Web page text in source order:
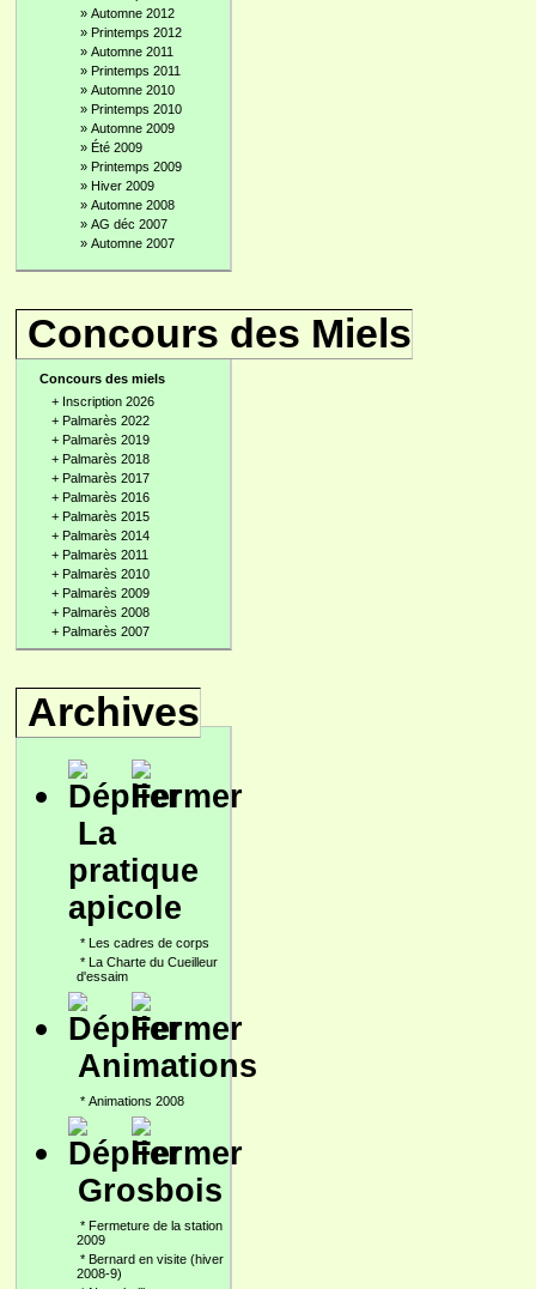
» Automne 2012
» Printemps 2012
» Automne 2011
» Printemps 2011
» Automne 2010
» Printemps 2010
» Automne 2009
» Été 2009
» Printemps 2009
» Hiver 2009
» Automne 2008
» AG déc 2007
» Automne 2007
Concours des Miels
Concours des miels
+ Inscription 2026
+ Palmarès 2022
+ Palmarès 2019
+ Palmarès 2018
+ Palmarès 2017
+ Palmarès 2016
+ Palmarès 2015
+ Palmarès 2014
+ Palmarès 2011
+ Palmarès 2010
+ Palmarès 2009
+ Palmarès 2008
+ Palmarès 2007
Archives
La
pratique
apicole
* Les cadres de corps
* La Charte du Cueilleur
d'essaim
Animations
* Animations 2008
Grosbois
* Fermeture de la station
2009
* Bernard en visite (hiver
2008-9)